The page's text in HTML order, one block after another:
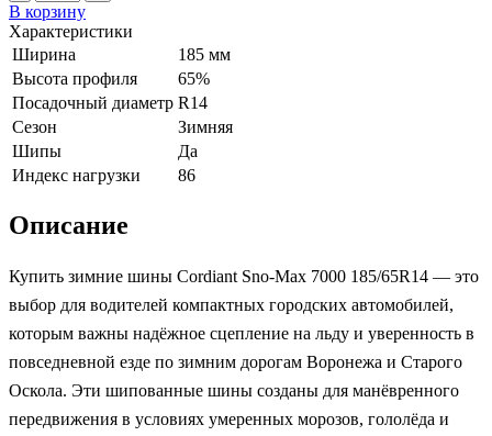
В корзину
Характеристики
Ширина
185 мм
Высота профиля
65%
Посадочный диаметр R14
Сезон
Зимняя
Шипы
Да
Индекс нагрузки
86
Описание
Купить зимние шины Cordiant Sno-Max 7000 185/65R14 — это
выбор для водителей компактных городских автомобилей,
которым важны надёжное сцепление на льду и уверенность в
повседневной езде по зимним дорогам Воронежа и Старого
Оскола. Эти шипованные шины созданы для манёвренного
передвижения в условиях умеренных морозов, гололёда и